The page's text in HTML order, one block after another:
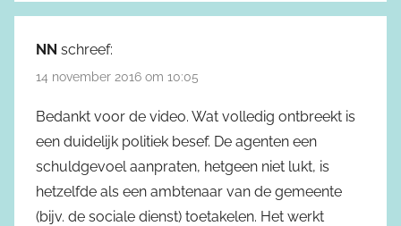
NN schreef:
14 november 2016 om 10:05
Bedankt voor de video. Wat volledig ontbreekt is
een duidelijk politiek besef. De agenten een
schuldgevoel aanpraten, hetgeen niet lukt, is
hetzelfde als een ambtenaar van de gemeente
(bijv. de sociale dienst) toetakelen. Het werkt